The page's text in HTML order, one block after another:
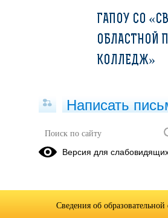
Студенческий
Белоусов Алексей Сергеевич- р
воспитания.
ГАПОУ СО
ОБЛАСТНОЙ
КОЛЛЕДЖ»
Написать
Версия для
Сведения об образовательной